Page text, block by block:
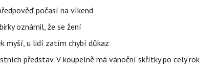
počasí na víkend
oznámil, že se žení
myší, u lidí zatím chybí důkaz
představ. V koupelně má vánoční skřítky po celý rok